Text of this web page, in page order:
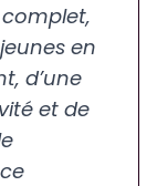
en
d’une
et de